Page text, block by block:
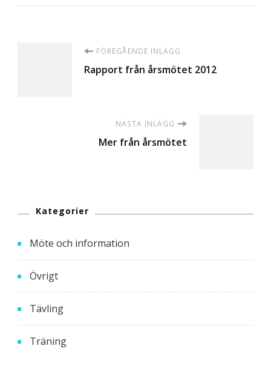
Inläggsnavigering
FÖREGÅENDE INLÄGG
Rapport från årsmötet 2012
NÄSTA INLÄGG
Mer från årsmötet
Kategorier
Möte och information
Övrigt
Tävling
Träning